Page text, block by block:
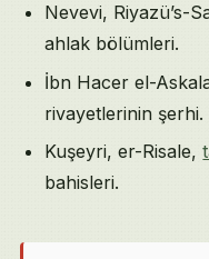
Nevevi, Riyazü’s-
ahlak bölümleri.
İbn Hacer el-
rivayetlerinin şerhi.
Kuşeyri, er-Risale,
bahisleri.